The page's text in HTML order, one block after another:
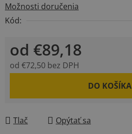
Možnosti doručenia
Kód:
od €89,18
od €72,50 bez DPH
DO KOŠÍKA
Tlač Opýtať sa